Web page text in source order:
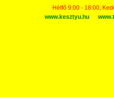
Hétfő 9:00 - 18:00,
www.kesztyu.hu